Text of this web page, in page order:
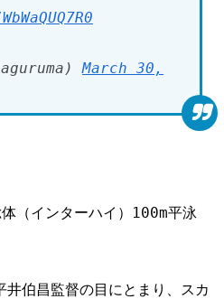
March 30,
（インターハイ）100m平泳
井伯昌監督の目にとまり、スカ